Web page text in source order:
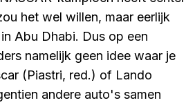
het wel willen, maar eerlijk
Abu Dhabi. Dus op een
namelijk geen idee waar je
(Piastri, red.) of Lando
andere auto's samen